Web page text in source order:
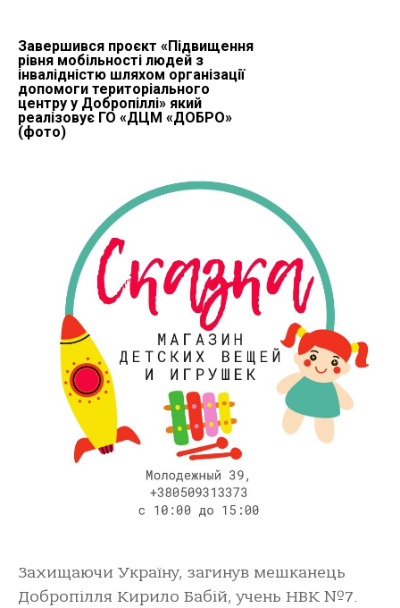
Завершився проєкт «Підвищення
рівня мобільності людей з
інвалідністю шляхом організації
допомоги територіального
центру у Добропіллі» який
реалізовує ГО «ДЦМ «ДОБРО»
(фото)
Захищаючи Україну, загинув мешканець
Добропілля Кирило Бабій, учень НВК №7.